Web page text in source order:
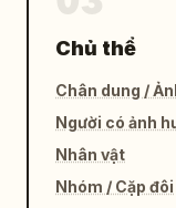
Chủ thể
Chân dung /
Người có ảnh
Nhân vật
Nhóm / Cặp đôi